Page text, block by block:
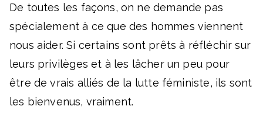
De toutes les façons, on ne demande pas
spécialement à ce que des hommes viennent
nous aider. Si certains sont prêts à réfléchir sur
leurs privilèges et à les lâcher un peu pour
être de vrais alliés de la lutte féministe, ils sont
les bienvenus, vraiment.